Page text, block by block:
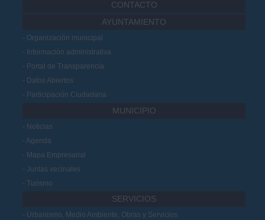
CONTACTO
AYUNTAMIENTO
Organización municipal
Información administrativa
Portal de Transparencia
Datos Abiertos
Participación Ciudadana
MUNICIPIO
Noticias
Agenda
Mapa Empresarial
Juntas vecinales
Turismo
SERVICIOS
Urbanismo, Medio Ambiente, Obras y Servicios